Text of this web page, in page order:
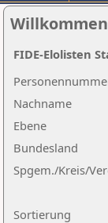
Nachname
Ebene
Sortierung
Bundesland
Spgem./Kreis/
FIDE-Elolisten